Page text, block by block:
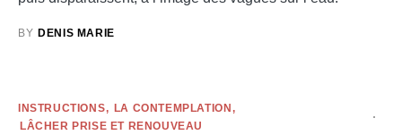
BY DENIS MARIE
INSTRUCTIONS
LA CONTEMPLATION
LÂCHER PRISE ET RENOUVEAU